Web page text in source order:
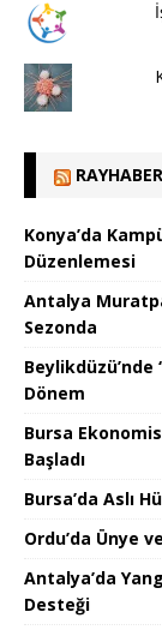
RAYHABER
Konya’da
Düzenlemesi
Antalya
Sezonda
Beylikdüzü’nde
Dönem
Bursa
Başladı
Bursa’da Aslı
Ordu’da Ünye
Antalya’da
Desteği